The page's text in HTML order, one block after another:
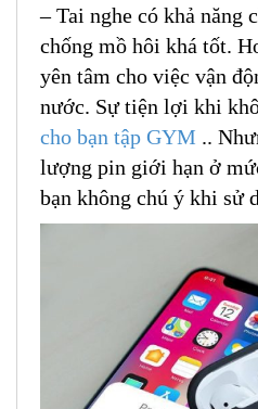
– Tai nghe có khả năng
chống mồ hôi khá tốt.
yên tâm cho việc vận
nước. Sự tiện lợi khi
cho bạn tập GYM ..
lượng pin giới hạn ở
bạn không chú ý khi sử